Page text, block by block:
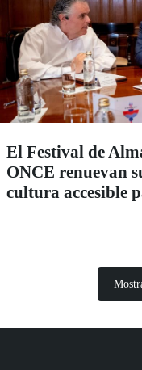
El Festival de
ONCE renuevan
cultura accesible